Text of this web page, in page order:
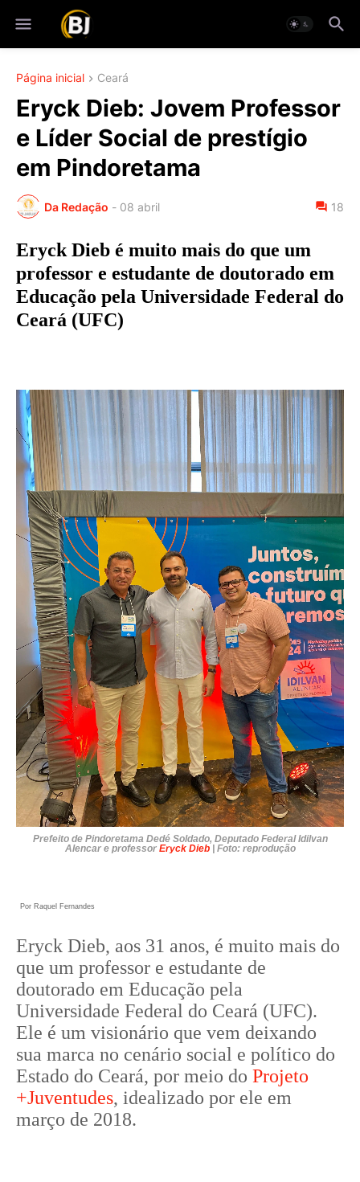
Página inicial Ceará
Eryck Dieb: Jovem Professor
e Líder Social de prestígio
em Pindoretama
Da Redação - 08 abril 18
Eryck Dieb é muito mais do que um
professor e estudante de doutorado em
Educação pela Universidade Federal do
Ceará (UFC)
Prefeito de Pindoretama Dedé Soldado, Deputado Federal Idilvan
Alencar e professor Eryck Dieb| Foto: reprodução
Por Raquel Fernandes
Eryck Dieb, aos 31 anos, é muito mais do
que um professor e estudante de
doutorado em Educação pela
Universidade Federal do Ceará (UFC).
Ele é um visionário que vem deixando
sua marca no cenário social e político do
Estado do Ceará, por meio do Projeto
+Juventudes, idealizado por ele em
março de 2018.